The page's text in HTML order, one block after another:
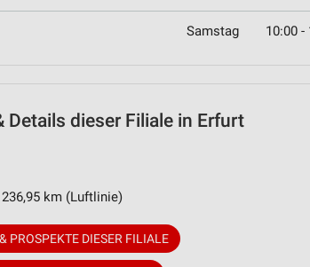
Samstag 10:00 -
Details dieser Filiale in Erfurt
km (Luftlinie)
PROSPEKTE DIESER FILIALE